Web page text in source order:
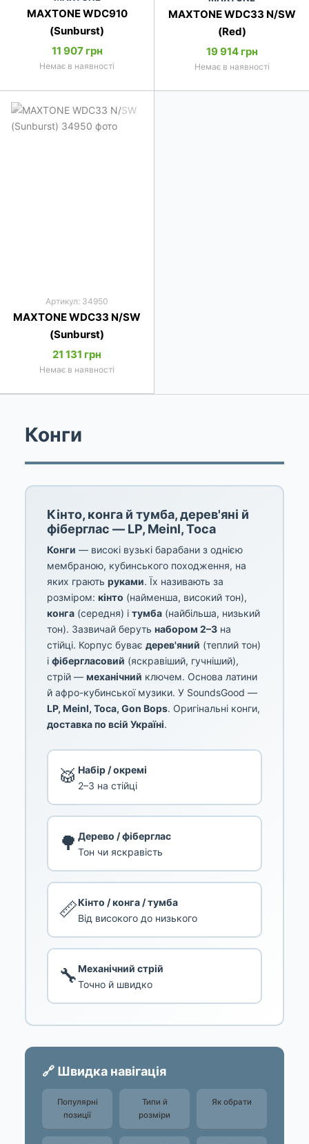
MAXTONE WDC910
(Sunburst)
11 907 грн
Немає в наявності
MAXTONE WDC33 N/SW
(Red)
19 914 грн
Немає в наявності
Артикул: 34950
MAXTONE WDC33 N/SW
(Sunburst)
21 131 грн
Немає в наявності
Конги
Кінто, конга й тумба, дерев'яні й
фіберглас — LP, Meinl, Toca
Конги — високі вузькі барабани з однією
мембраною, кубинського походження, на
яких грають руками. Їх називають за
розміром: кінто (найменша, високий тон),
конга (середня) і тумба (найбільша, низький
тон). Зазвичай беруть набором 2–3 на
стійці. Корпус буває дерев'яний (теплий тон)
і фібергласовий (яскравіший, гучніший),
стрій — механічний ключем. Основа латини
й афро-кубинської музики. У SoundsGood —
LP, Meinl, Toca, Gon Bops. Оригінальні конги,
доставка по всій Україні.
🥁 Набір / окремі
2–3 на стійці
🌳 Дерево / фіберглас
Тон чи яскравість
📏Кінто / конга / тумба
Від високого до низького
🔧Механічний стрій
Точно й швидко
🔗 Швидка навігація
Популярні
позиції
Типи й
розміри
Як обрати